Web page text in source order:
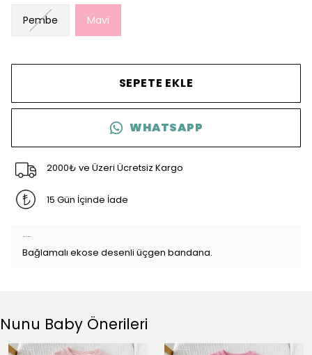
Pembe Mavi
SEPETE EKLE
WHATSAPP
2000₺ ve Üzeri Ücretsiz Kargo
15 Gün İçinde İade
Bağlamalı ekose desenli üçgen bandana.
Nunu Baby Önerileri